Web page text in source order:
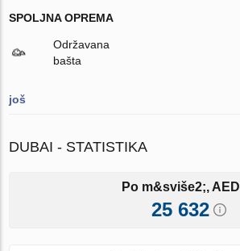
SPOLJNA OPREMA
Održavana
bašta
još
DUBAI - STATISTIKA
Po m&sviše2;, AED
25 632